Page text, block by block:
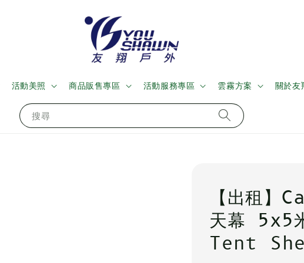
搜尋
活動美照 商品販售專區 活動服務專區 雲霧方案 關於友
【出租】
天幕 5x5
Tent